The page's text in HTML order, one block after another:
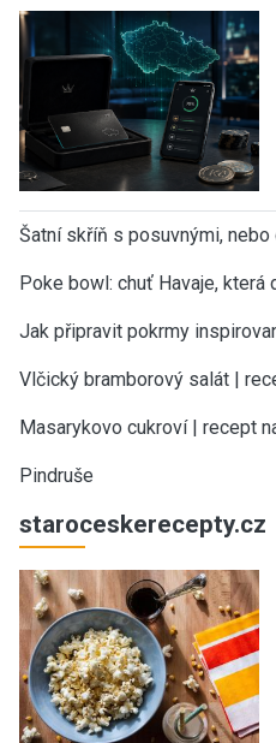
Šatní skříň s posuvnými,
Poke bowl: chuť Havaje, která
Jak připravit pokrmy
Vlčický bramborový salát |
Masarykovo cukroví | recept
Pindruše
staroceskerecepty.cz